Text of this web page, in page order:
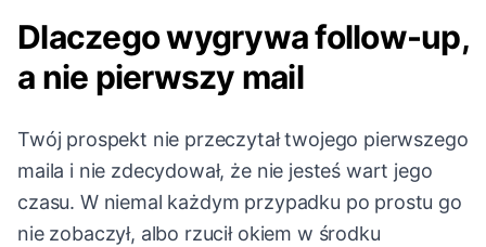
Dlaczego wygrywa follow-up,
a nie pierwszy mail
Twój prospekt nie przeczytał twojego pierwszego
maila i nie zdecydował, że nie jesteś wart jego
czasu. W niemal każdym przypadku po prostu go
nie zobaczył, albo rzucił okiem w środku